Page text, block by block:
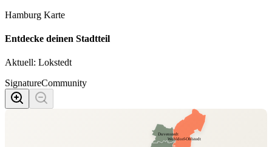
Hamburg Karte
Entdecke deinen Stadtteil
Aktuell: Lokstedt
SignatureCommunity
Duvenstedt
Wohldorf-Ohlstedt